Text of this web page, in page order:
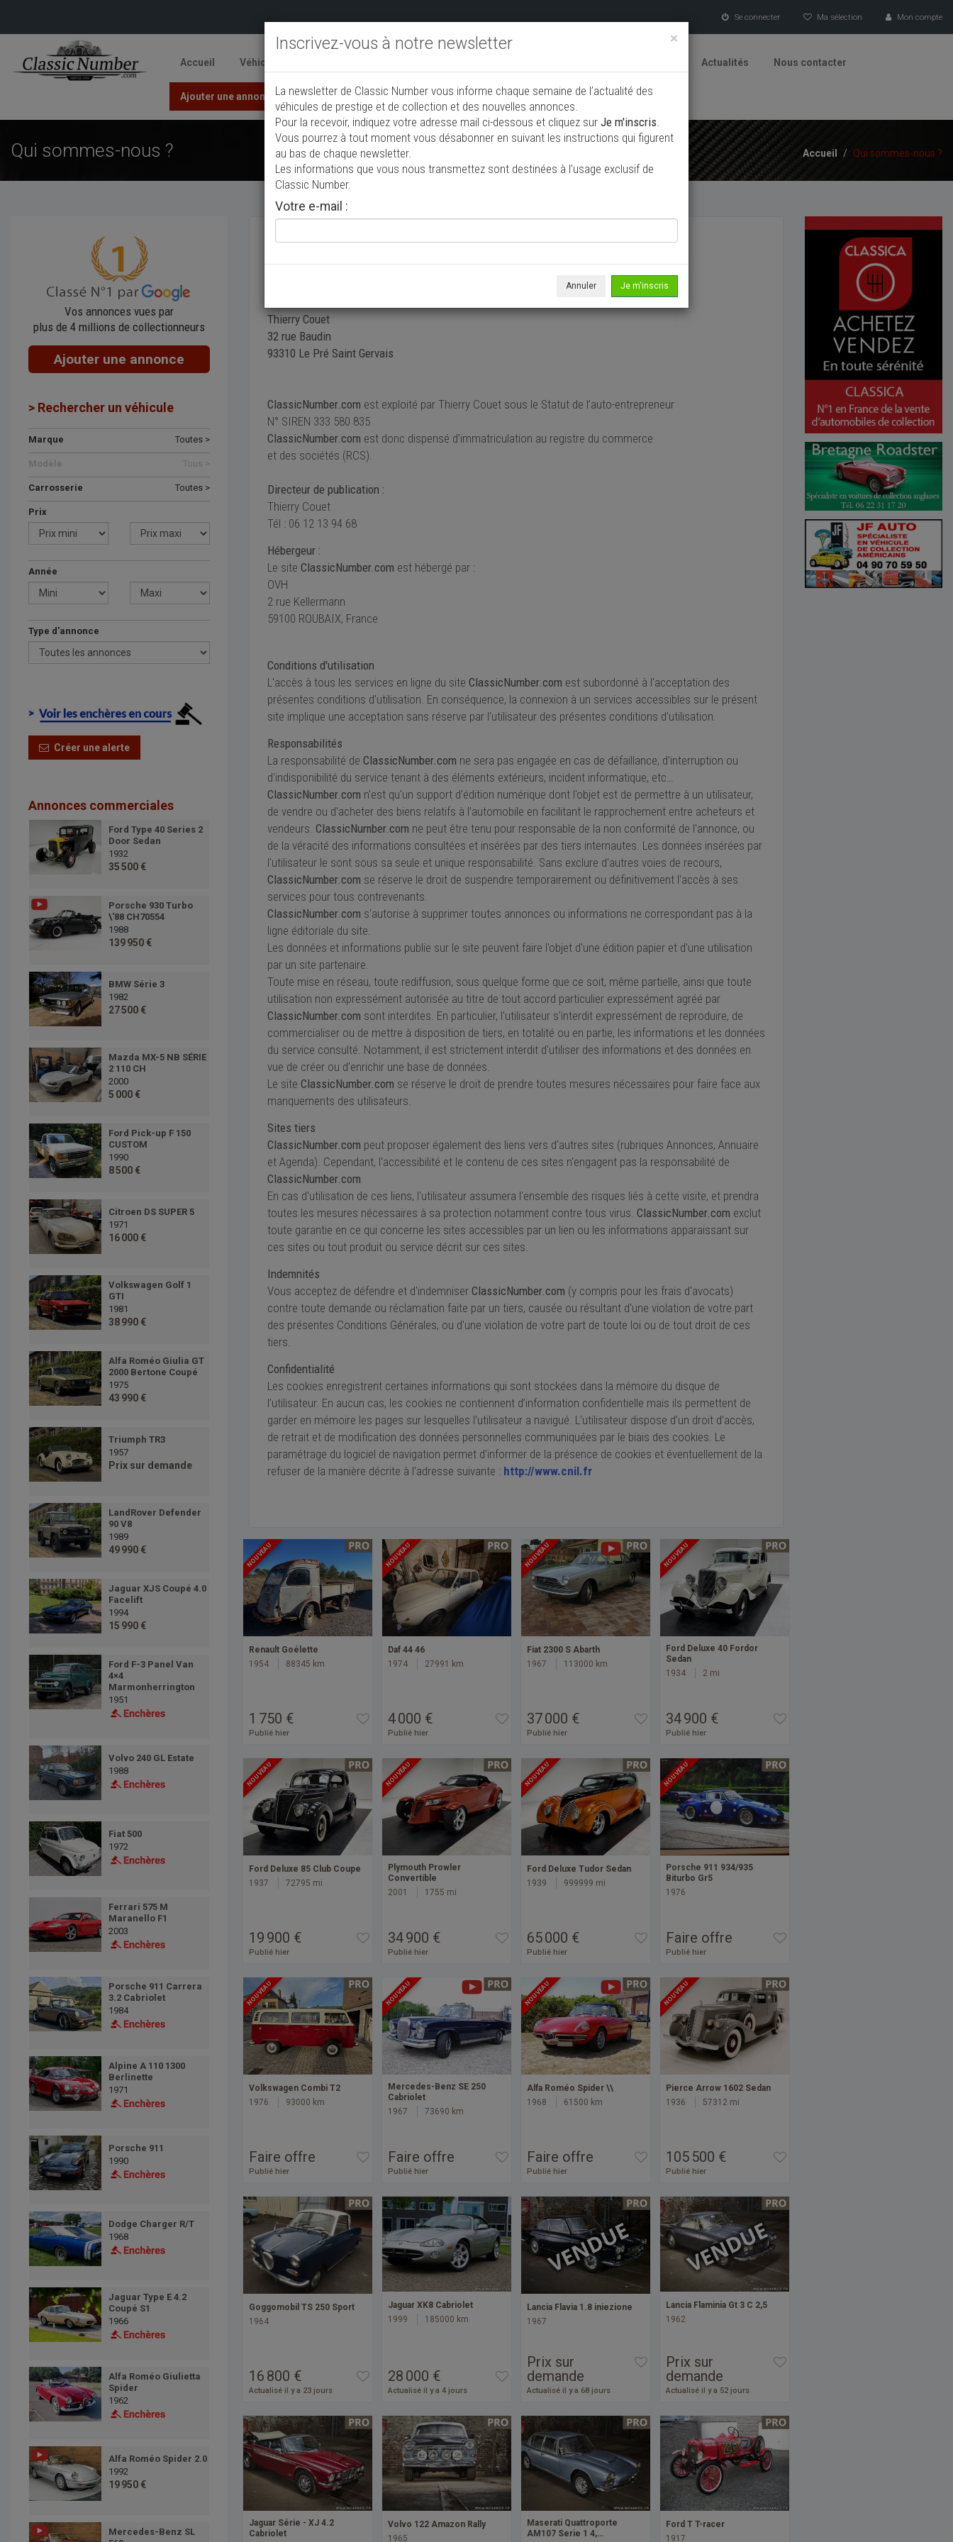
Se connecter Ma sélection Mon compte
Accueil Véhicules Actualités Nous contacter
Ajouter une annonce
Qui sommes-nous ? Accueil / Qui sommes-nous ?
Vos annonces vues par
plus de 4 millions de collectionneurs
Ajouter une annonce
> Rechercher un véhicule
Marque Toutes >
Modèle Tous >
Carrosserie Toutes >
Prix
Année
Type d'annonce
Créer une alerte
Annonces commerciales
Ford Type 40 Series 2
Door Sedan
1932
35 500 €
Porsche 930 Turbo
\'88 CH70554
1988
139 950 €
BMW Série 3
1982
27 500 €
Mazda MX-5 NB SÉRIE
2 110 CH
2000
5 000 €
Ford Pick-up F 150
CUSTOM
1990
8 500 €
Citroen DS SUPER 5
1971
16 000 €
Volkswagen Golf 1
GTI
1981
38 990 €
Alfa Roméo Giulia GT
2000 Bertone Coupé
1975
43 990 €
Triumph TR3
1957
Prix sur demande
LandRover Defender
90 V8
1989
49 990 €
Jaguar XJS Coupé 4.0
Facelift
1994
15 990 €
Ford F-3 Panel Van
4×4
Marmonherrington
1951
Volvo 240 GL Estate
1988
Fiat 500
1972
Ferrari 575 M
Maranello F1
2003
Porsche 911 Carrera
3.2 Cabriolet
1984
Alpine A 110 1300
Berlinette
1971
Porsche 911
1990
Dodge Charger R/T
1968
Jaguar Type E 4.2
Coupé S1
1966
Alfa Roméo Giulietta
Spider
1962
Alfa Roméo Spider 2.0
1992
19 950 €
Mercedes-Benz SL
Qui sommes-nous ?
Thierry Couet
32 rue Baudin
93310 Le Pré Saint Gervais
ClassicNumber.com est exploité par Thierry Couet sous le Statut de l’auto-entrepreneur
N° SIREN 333 580 835
ClassicNumber.com est donc dispensé d’immatriculation au registre du commerce
et des sociétés (RCS).
Directeur de publication :
Thierry Couet
Tél : 06 12 13 94 68
Hébergeur :
Le site ClassicNumber.com est hébergé par :
OVH
2 rue Kellermann
59100 ROUBAIX, France
Conditions d'utilisation
L'accès à tous les services en ligne du site ClassicNumber.com est subordonné à l'acceptation des
présentes conditions d'utilisation. En conséquence, la connexion à un services accessibles sur le présent
site implique une acceptation sans réserve par l'utilisateur des présentes conditions d'utilisation.
Responsabilités
La responsabilité de ClassicNumber.com ne sera pas engagée en cas de défaillance, d'interruption ou
d'indisponibilité du service tenant à des éléments extérieurs, incident informatique, etc…
ClassicNumber.com n'est qu'un support d’édition numérique dont l'objet est de permettre à un utilisateur,
de vendre ou d'acheter des biens relatifs à l’automobile en facilitant le rapprochement entre acheteurs et
vendeurs. ClassicNumber.com ne peut être tenu pour responsable de la non conformité de l'annonce, ou
de la véracité des informations consultées et insérées par des tiers internautes. Les données insérées par
l'utilisateur le sont sous sa seule et unique responsabilité. Sans exclure d'autres voies de recours,
ClassicNumber.com se réserve le droit de suspendre temporairement ou définitivement l'accès à ses
services pour tous contrevenants.
ClassicNumber.com s'autorise à supprimer toutes annonces ou informations ne correspondant pas à la
ligne éditoriale du site.
Les données et informations publie sur le site peuvent faire l'objet d'une édition papier et d'une utilisation
par un site partenaire.
Toute mise en réseau, toute rediffusion, sous quelque forme que ce soit, même partielle, ainsi que toute
utilisation non expressément autorisée au titre de tout accord particulier expressément agréé par
ClassicNumber.com sont interdites. En particulier, l'utilisateur s'interdit expressément de reproduire, de
commercialiser ou de mettre à disposition de tiers, en totalité ou en partie, les informations et les données
du service consulté. Notamment, il est strictement interdit d'utiliser des informations et des données en
vue de créer ou d'enrichir une base de données.
Le site ClassicNumber.com se réserve le droit de prendre toutes mesures nécessaires pour faire face aux
manquements des utilisateurs.
Sites tiers
ClassicNumber.com peut proposer également des liens vers d'autres sites (rubriques Annonces, Annuaire
et Agenda). Cependant, l'accessibilité et le contenu de ces sites n'engagent pas la responsabilité de
ClassicNumber.com
En cas d'utilisation de ces liens, l'utilisateur assumera l'ensemble des risques liés à cette visite, et prendra
toutes les mesures nécessaires à sa protection notamment contre tous virus. ClassicNumber.com exclut
toute garantie en ce qui concerne les sites accessibles par un lien ou les informations apparaissant sur
ces sites ou tout produit ou service décrit sur ces sites.
Indemnités
Vous acceptez de défendre et d'indemniser ClassicNumber.com (y compris pour les frais d'avocats)
contre toute demande ou réclamation faite par un tiers, causée ou résultant d'une violation de votre part
des présentes Conditions Générales, ou d'une violation de votre part de toute loi ou de tout droit de ces
tiers.
Confidentialité
Les cookies enregistrent certaines informations qui sont stockées dans la mémoire du disque de
l’utilisateur. En aucun cas, les cookies ne contiennent d’information confidentielle mais ils permettent de
garder en mémoire les pages sur lesquelles l’utilisateur a navigué. L’utilisateur dispose d’un droit d’accès,
de retrait et de modification des données personnelles communiquées par le biais des cookies. Le
paramétrage du logiciel de navigation permet d’informer de la présence de cookies et éventuellement de la
refuser de la manière décrite à l’adresse suivante : http://www.cnil.fr
NOUVEAU
Renault Goélette
1954
88345 km
1 750 €
Publié hier
NOUVEAU
Daf 44 46
1974
27991 km
4 000 €
Publié hier
NOUVEAU
Fiat 2300 S Abarth
1967
113000 km
37 000 €
Publié hier
NOUVEAU
Ford Deluxe 40 Fordor
Sedan
1934
2 mi
34 900 €
Publié hier
NOUVEAU
Ford Deluxe 85 Club Coupe
1937
72795 mi
19 900 €
Publié hier
NOUVEAU
Plymouth Prowler
Convertible
2001
1755 mi
34 900 €
Publié hier
NOUVEAU
Ford Deluxe Tudor Sedan
1939
999999 mi
65 000 €
Publié hier
NOUVEAU
Porsche 911 934/935
Biturbo Gr5
1976
Faire offre
Publié hier
NOUVEAU
Volkswagen Combi T2
1976
93000 km
Faire offre
Publié hier
NOUVEAU
Mercedes-Benz SE 250
Cabriolet
1967
73690 km
Faire offre
Publié hier
NOUVEAU
Alfa Roméo Spider \\
1968
61500 km
Faire offre
Publié hier
NOUVEAU
Pierce Arrow 1602 Sedan
1936
57312 mi
105 500 €
Publié hier
Goggomobil TS 250 Sport
1964
16 800 €
Actualisé il y a 23 jours
Jaguar XK8 Cabriolet
1999
185000 km
28 000 €
Actualisé il y a 4 jours
Lancia Flavia 1.8 iniezione
1967
Prix sur
demande
Actualisé il y a 68 jours
Lancia Flaminia Gt 3 C 2,5
1962
Prix sur
demande
Actualisé il y a 52 jours
Jaguar Série - XJ 4.2
Cabriolet
Volvo 122 Amazon Rally
1965
Maserati Quattroporte
AM107 Serie 1 4,…
Ford T T-racer
1917
×
Inscrivez-vous à notre newsletter
La newsletter de Classic Number vous informe chaque semaine de l’actualité des
véhicules de prestige et de collection et des nouvelles annonces.
Pour la recevoir, indiquez votre adresse mail ci-dessous et cliquez sur Je m'inscris.
Vous pourrez à tout moment vous désabonner en suivant les instructions qui figurent
au bas de chaque newsletter.
Les informations que vous nous transmettez sont destinées à l’usage exclusif de
Classic Number.
Votre e-mail :
Annuler Je m'inscris